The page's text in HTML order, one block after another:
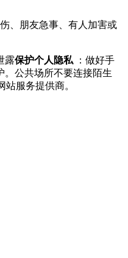
、朋友急事、有人加害或
露保护个人隐私 ：做好手
。公共场所不要连接陌生
服务提供商。